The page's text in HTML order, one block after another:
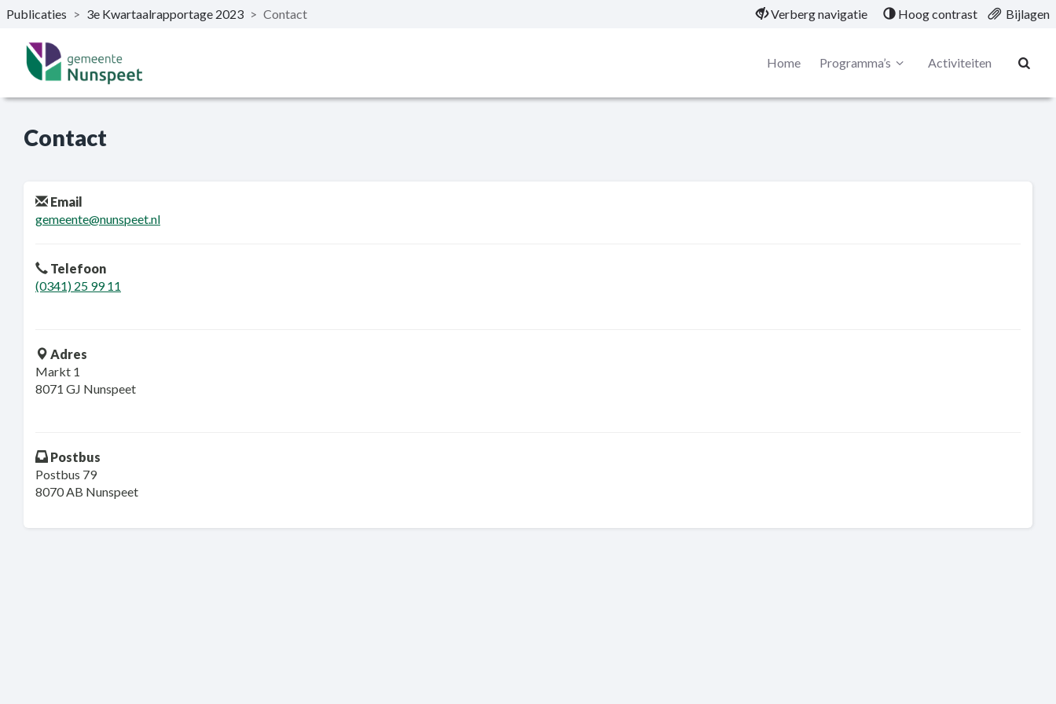
Naar hoofdinhoud
Publicaties > 3e Kwartaalrapportage 2023 > Contact Verberg navigatie Hoog contrast Bijlagen
Home Programma’s Activiteiten
Contact
Email
gemeente@nunspeet.nl
Telefoon
(0341) 25 99 11
Adres
Markt 1
8071 GJ Nunspeet
Postbus
Postbus 79
8070 AB Nunspeet